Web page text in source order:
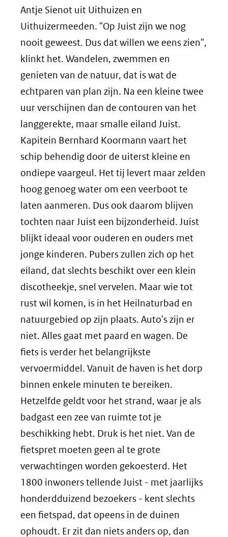
Antje Sienot uit Uithuizen en
Uithuizermeeden. "Op Juist zijn we nog
nooit geweest. Dus dat willen we eens zien",
klinkt het. Wandelen, zwemmen en
genieten van de natuur, dat is wat de
echtparen van plan zijn. Na een kleine twee
uur verschijnen dan de contouren van het
langgerekte, maar smalle eiland Juist.
Kapitein Bernhard Koormann vaart het
schip behendig door de uiterst kleine en
ondiepe vaargeul. Het tij levert maar zelden
hoog genoeg water om een veerboot te
laten aanmeren. Dus ook daarom blijven
tochten naar Juist een bijzonderheid. Juist
blijkt ideaal voor ouderen en ouders met
jonge kinderen. Pubers zullen zich op het
eiland, dat slechts beschikt over een klein
discotheekje, snel vervelen. Maar wie tot
rust wil komen, is in het Heilnaturbad en
natuurgebied op zijn plaats. Auto's zijn er
niet. Alles gaat met paard en wagen. De
fiets is verder het belangrijkste
vervoermiddel. Vanuit de haven is het dorp
binnen enkele minuten te bereiken.
Hetzelfde geldt voor het strand, waar je als
badgast een zee van ruimte tot je
beschikking hebt. Druk is het niet. Van de
fietspret moeten geen al te grote
verwachtingen worden gekoesterd. Het
1800 inwoners tellende Juist - met jaarlijks
honderdduizend bezoekers - kent slechts
een fietspad, dat opeens in de duinen
ophoudt. Er zit dan niets anders op, dan